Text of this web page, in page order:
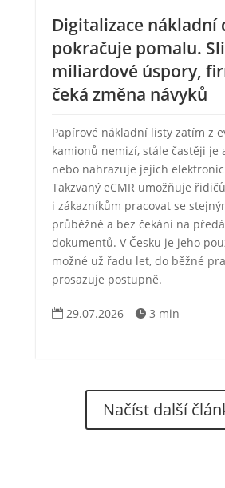
Digitalizace nákladní
pokračuje pomalu.
miliardové úspory,
čeká změna návyků
Papírové nákladní listy zatím z
kamionů nemizí, stále častěji je
nebo nahrazuje jejich
Takzvaný eCMR umožňuje
i zákazníkům pracovat se
průběžně a bez čekání na
dokumentů. V Česku je jeho
možné už řadu let, do běžné
prosazuje postupně.
 29.07.2026  3 min
Načíst další